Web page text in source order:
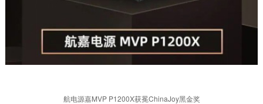
航电源嘉MVP P1200X获冕ChinaJoy黑金奖